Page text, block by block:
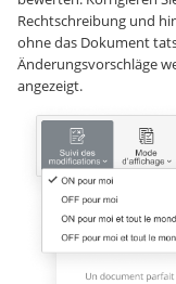
Rechtschreibung und
ohne das Dokument
Änderungsvorschläge
angezeigt.